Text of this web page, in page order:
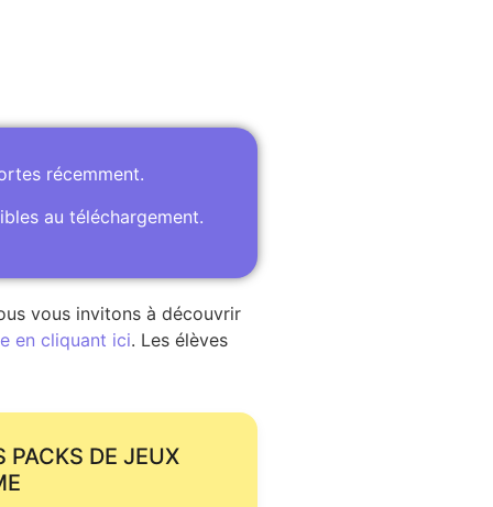
récemment.
au téléchargement.
vous invitons à découvrir
en cliquant ici. Les élèves
PACKS DE JEUX